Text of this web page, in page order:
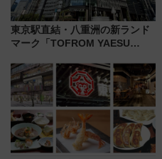
東京駅直結・八重洲の新ランド
マーク「TOFROM YAESU
ないバスターミナル直結でスキ
マ時間が充実